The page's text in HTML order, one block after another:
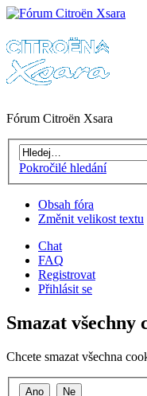
Fórum Citroën Xsara
Pokročilé hledání
Obsah fóra
Změnit velikost textu
Chat
FAQ
Registrovat
Přihlásit se
Smazat všechny
Chcete smazat všechna